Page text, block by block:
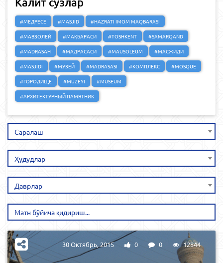
#МЕДРЕСЕ #MASJID
#HAZRATI IMOM MAQBARASI
#МАВЗОЛЕЙ
#МАҚБАРАСИ #TOSHKENT
#SAMARQAND
#MADRASAH
#МАДРАСАСИ #MAUSOLEUM
#МАСЖИДИ
#MASJIDI
#МУЗЕЙ #MADRASASI #КОМПЛЕКС
#MOSQUE
#ГОРОДИЩЕ
#MUZEYI
#MUSEUM
#АРХИТЕКТУРНЫЙ ПАМЯТНИК
Саралаш
Ҳудудлар
Даврлар
30 Октябрь, 2015 0 0 12844